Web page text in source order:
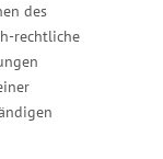
des
rechtliche